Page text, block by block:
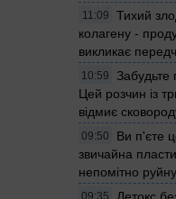
11:09
Тихий
колагену -
викликає
10:59
Забудьте
Цей розчин із
відмиє
09:50
Ви п'єте
звичайна
непомітно
09:35
Детокс